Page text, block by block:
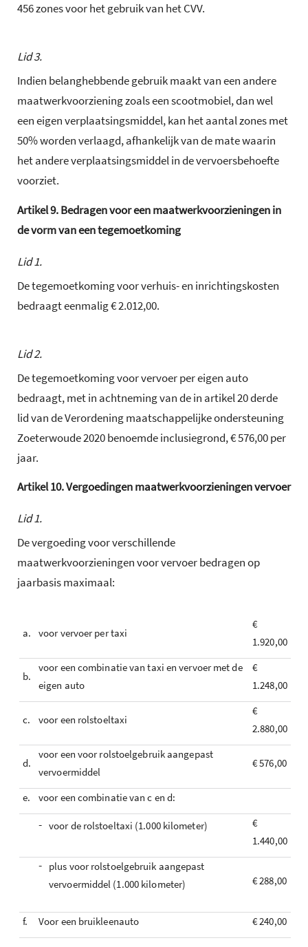
456 zones voor het gebruik van het CVV.
Lid 3.
Indien belanghebbende gebruik maakt van een andere
maatwerkvoorziening zoals een scootmobiel, dan wel
een eigen verplaatsingsmiddel, kan het aantal zones met
50% worden verlaagd, afhankelijk van de mate waarin
het andere verplaatsingsmiddel in de vervoersbehoefte
voorziet.
Artikel9.Bedragen voor een maatwerkvoorzieningen in
de vorm van een tegemoetkoming
Lid 1.
De tegemoetkoming voor verhuis- en inrichtingskosten
bedraagt eenmalig € 2.012,00.
Lid 2.
De tegemoetkoming voor vervoer per eigen auto
bedraagt, met in achtneming van de in artikel 20 derde
lid van de Verordening maatschappelijke ondersteuning
Zoeterwoude 2020 benoemde inclusiegrond, € 576,00 per
jaar.
Artikel10.Vergoedingen maatwerkvoorzieningen vervoer
Lid 1.
De vergoeding voor verschillende
maatwerkvoorzieningen voor vervoer bedragen op
jaarbasis maximaal:
a. voor vervoer per taxi
€
1.920,00
b.
voor een combinatie van taxi en vervoer met de
eigen auto
€
1.248,00
c. voor een rolstoeltaxi
€
2.880,00
d.
voor een voor rolstoelgebruik aangepast
vervoermiddel
€ 576,00
e. voor een combinatie van c en d:
- voor de rolstoeltaxi (1.000 kilometer)
€
1.440,00
- plus voor rolstoelgebruik aangepast
vervoermiddel (1.000 kilometer)
€ 288,00
f. Voor een bruikleenauto € 240,00